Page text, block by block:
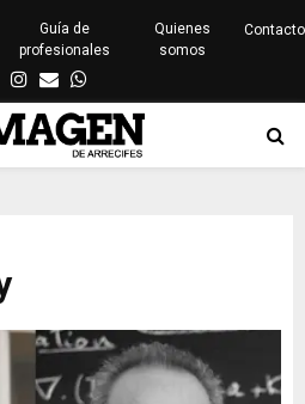
Guía de
profesionales
Quienes
somos
Contacto
Instagram
EmailWhatsapp